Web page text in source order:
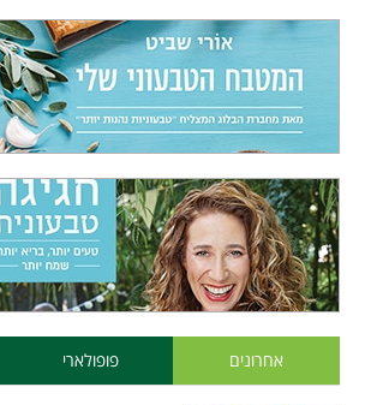
אחרונים פופולארי